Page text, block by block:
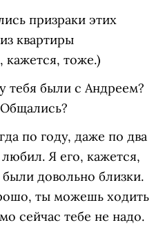
призраки этих
квартиры
кажется, тоже.)
тебя были с Андреем?
по году, даже по два
Я его, кажется,
довольно близки.
ты можешь ходить
сейчас тебе не надо.